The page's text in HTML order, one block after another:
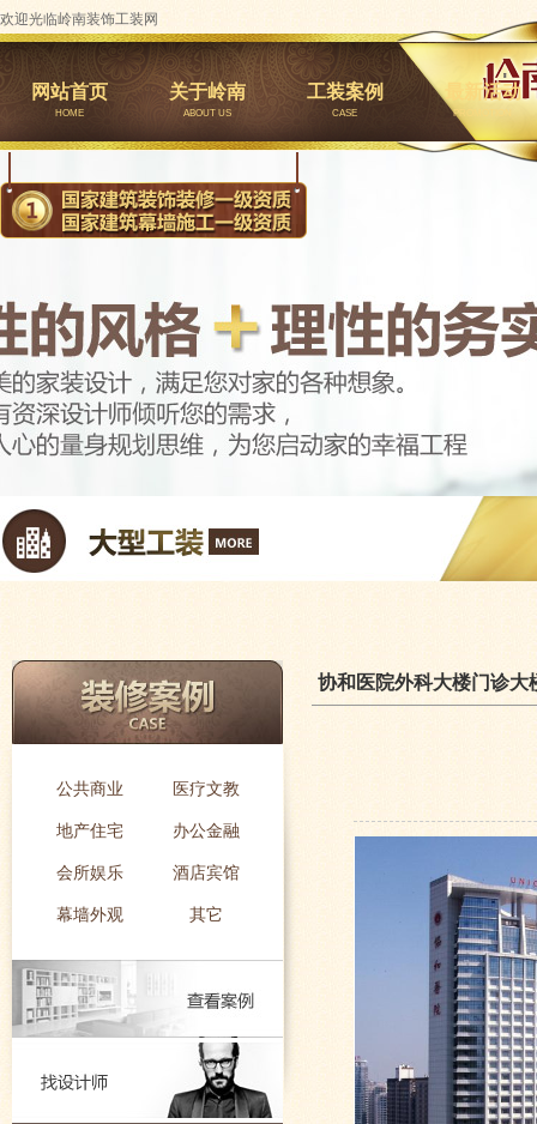
欢迎光临岭南装饰工装网
网站首页
HOME
关于岭南
ABOUT US
工装案例
CASE
最新活动
PROMOTION
大型工装 小型工
公共商业 医疗文教
地产住宅 办公金融
会所娱乐 酒店宾馆
幕墙外观 其它
协和医院外科大楼门诊